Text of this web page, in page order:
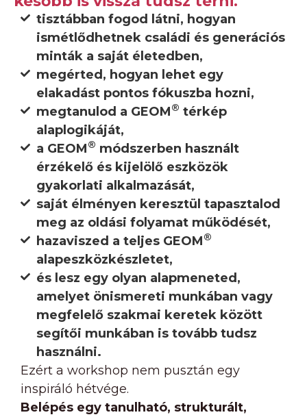
tisztábban fogod látni, hogyan
ismétlődhetnek családi és generációs
minták a saját életedben,
megérted, hogyan lehet egy
elakadást pontos fókuszba hozni,
megtanulod a GEOM® térkép
alaplogikáját,
a GEOM® módszerben használt
érzékelő és kijelölő eszközök
gyakorlati alkalmazását,
saját élményen keresztül tapasztalod
meg az oldási folyamat működését,
hazaviszed a teljes GEOM®
alapeszközkészletet,
és lesz egy olyan alapmeneted,
amelyet önismereti munkában vagy
megfelelő szakmai keretek között
segítői munkában is tovább tudsz
használni.
Ezért a workshop nem pusztán egy
inspiráló hétvége.
Belépés egy tanulható, strukturált,